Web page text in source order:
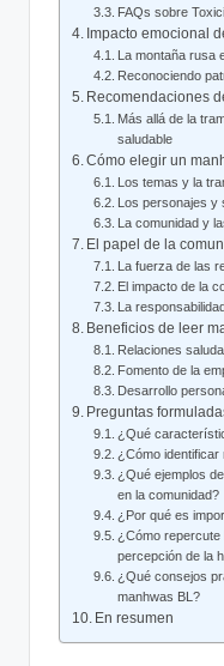
FAQs sobre
Impacto emocional
La montaña⁢ rusa
Reconociendo
Recomendaciones
Más allá de​ la
saludable
Cómo elegir un
Los temas y la
Los ⁣personajes y‍
La comunidad‌ y
El papel ‍de la
La fuerza de las
El impacto de⁢ la
La
Beneficios de leer
Relaciones
Fomento de la
Desarrollo
Preguntas
¿Qué
¿Cómo
¿Qué⁤ ejemplos
en la comunidad?
¿Por qué es
¿Cómo repercute
percepción de la
¿Qué consejos
manhwas BL?
En resumen